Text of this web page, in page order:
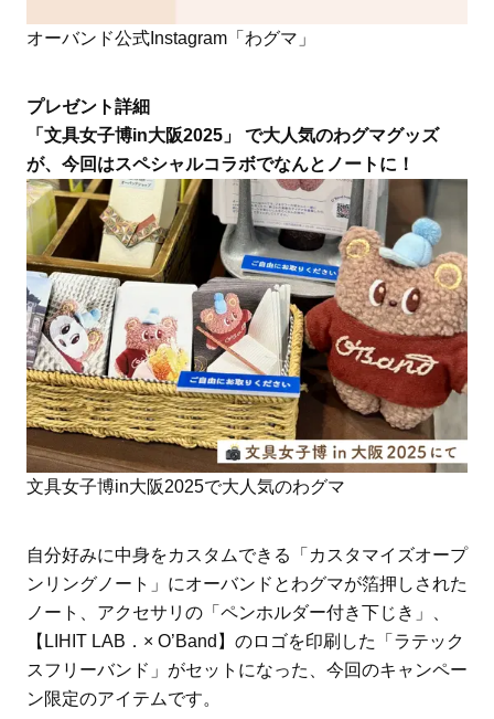
オーバンド公式Instagram「わグマ」
プレゼント詳細
「文具女子博in大阪2025」 で大人気のわグマグッズ
が、今回はスペシャルコラボでなんとノートに！
文具女子博in大阪2025で大人気のわグマ
自分好みに中身をカスタムできる「カスタマイズオープ
ンリングノート」にオーバンドとわグマが箔押しされた
ノート、アクセサリの「ペンホルダー付き下じき」、
【LIHIT LAB．× O’Band】のロゴを印刷した「ラテック
スフリーバンド」がセットになった、今回のキャンペー
ン限定のアイテムです。